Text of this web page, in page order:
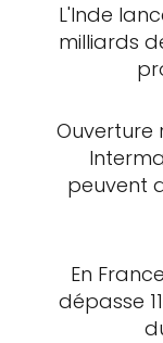
L'Inde
milliards
Ouverture
peuvent
En
dépasse